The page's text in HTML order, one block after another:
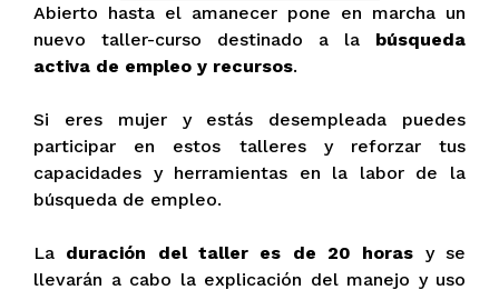
Abierto hasta el amanecer pone en marcha un
nuevo taller-curso destinado a la búsqueda
activa de empleo y recursos.
Si eres mujer y estás desempleada puedes
participar en estos talleres y reforzar tus
capacidades y herramientas en la labor de la
búsqueda de empleo.
La duración del taller es de 20 horas y se
llevarán a cabo la explicación del manejo y uso